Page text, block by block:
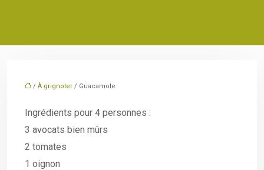
/ À grignoter / Guacamole
Ingrédients pour 4 personnes :
3 avocats bien mûrs
2 tomates
1 oignon